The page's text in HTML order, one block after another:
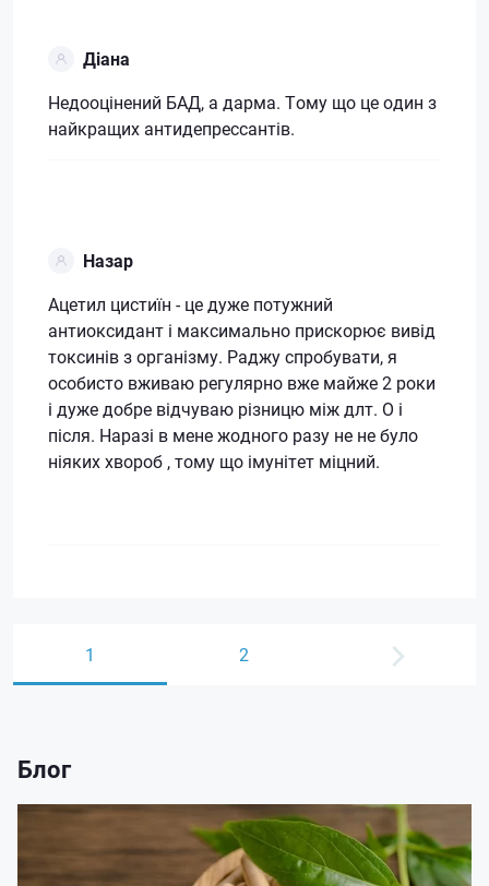
Діана
Недооцінений БАД, а дарма. Тому що це один з
найкращих антидепрессантів.
Назар
Ацетил цистиїн - це дуже потужний
антиоксидант і максимально прискорює вивід
токсинів з організму. Раджу спробувати, я
особисто вживаю регулярно вже майже 2 роки
і дуже добре відчуваю різницю між длт. О і
після. Наразі в мене жодного разу не не було
ніяких хвороб , тому що імунітет міцний.
1 2
Блог